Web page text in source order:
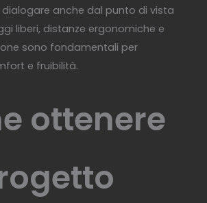
dialogare anche dal punto di vista
liberi, distanze ergonomiche e
sono fondamentali per
e fruibilità.
ottenere